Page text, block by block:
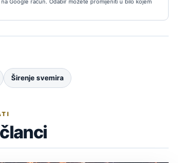
Google račun. Odabir možete promijeniti u bilo kojem
Širenje svemira